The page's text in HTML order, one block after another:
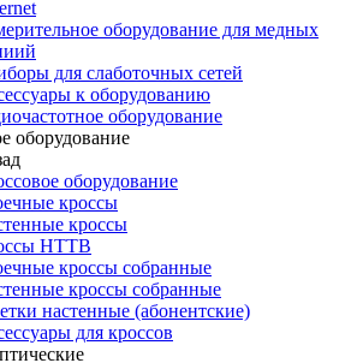
оборудование для медных
для слаботочных сетей
к оборудованию
оборудование
оборудование
оборудование
кроссы
кроссы
HTTB
кроссы собранные
кроссы собранные
настенные (абонентские)
для кроссов